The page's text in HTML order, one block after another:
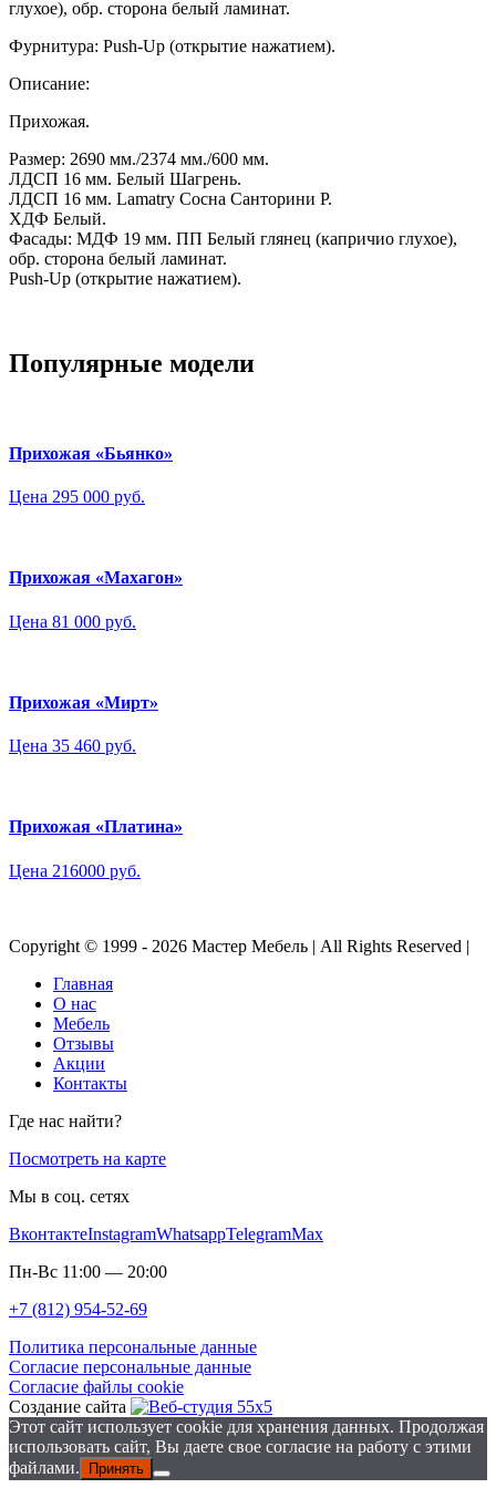
глухое), обр. сторона белый ламинат.
Фурнитура: Push-Up (открытие нажатием).
Описание:
Прихожая.
Размер: 2690 мм./2374 мм./600 мм.
ЛДСП 16 мм. Белый Шагрень.
ЛДСП 16 мм. Lamatry Сосна Санторини Р.
ХДФ Белый.
Фасады: МДФ 19 мм. ПП Белый глянец (капричио глухое),
обр. сторона белый ламинат.
Push-Up (открытие нажатием).
Популярные модели
Прихожая «Бьянко»
Цена 295 000 руб.
Прихожая «Махагон»
Цена 81 000 руб.
Прихожая «Мирт»
Цена 35 460 руб.
Прихожая «Платина»
Цена 216000 руб.
Copyright © 1999 - 2026 Мастер Мебель | All Rights Reserved |
Главная
О нас
Мебель
Отзывы
Акции
Контакты
Где нас найти?
Посмотреть на карте
Мы в соц. сетях
ВконтактеInstagramWhatsappTelegramMax
Пн-Вс 11:00 — 20:00
+7 (812) 954-52-69
Политика персональные данные
Согласие персональные данные
Согласие файлы cookie
Создание сайта
Этот сайт использует cookie для хранения данных. Продолжая
использовать сайт, Вы даете свое согласие на работу с этими
файлами.
Принять